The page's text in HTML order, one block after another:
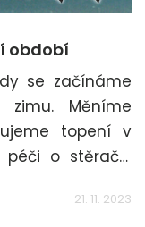
období
se začínáme
Měníme
topení v
o stěrače.
na tu
21. 11. 2023